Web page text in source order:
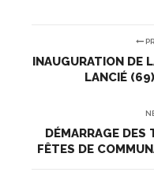
INAUGURATION DE
LANCIÉ
DÉMARRAGE DES
FÊTES DE